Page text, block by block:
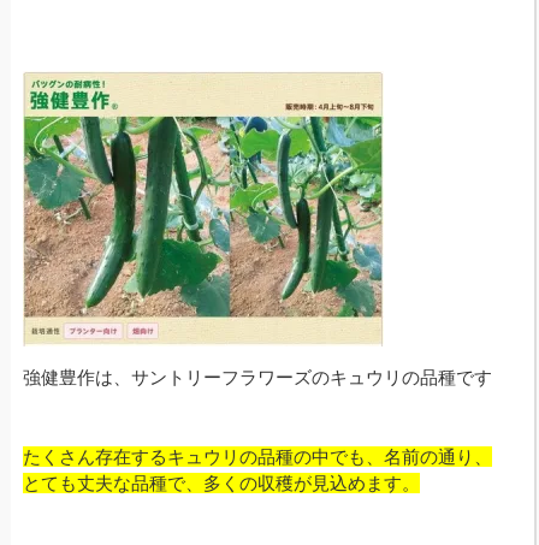
強健豊作は、サントリーフラワーズのキュウリの品種です
たくさん存在するキュウリの品種の中でも、名前の通り、
とても丈夫な品種で、多くの収穫が見込めます。